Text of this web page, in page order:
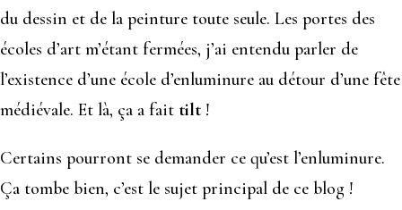
du dessin et de la peinture toute seule. Les portes des
écoles d’art m’étant fermées, j’ai entendu parler de
l’existence d’une école d’enluminure au détour d’une fête
médiévale. Et là, ça a fait tilt !
Certains pourront se demander ce qu’est l’enluminure.
Ça tombe bien, c’est le sujet principal de ce blog !